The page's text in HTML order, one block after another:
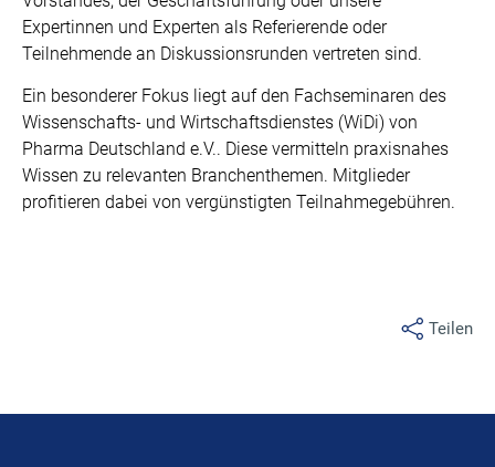
Expertinnen und Experten als Referierende oder
Teilnehmende an Diskussionsrunden vertreten sind.
Ein besonderer Fokus liegt auf den Fachseminaren des
Wissenschafts- und Wirtschaftsdienstes (WiDi) von
Pharma Deutschland e.V.. Diese vermitteln praxisnahes
Wissen zu relevanten Branchenthemen. Mitglieder
profitieren dabei von vergünstigten Teilnahmegebühren.
Teilen